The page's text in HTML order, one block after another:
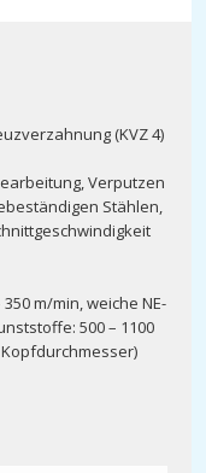
(KVZ 4)
Verputzen
Stählen,
m/min, weiche NE-
500 – 1100